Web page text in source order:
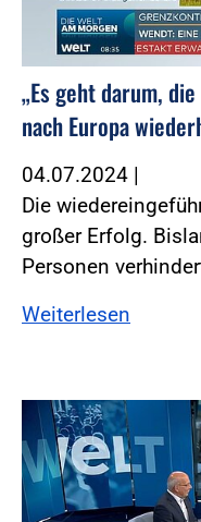
„Es geht darum,
nach Europa
04.07.2024 |
Die
großer Erfolg.
Personen
Weiterlesen